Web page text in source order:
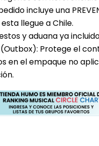
incluye una
llegue a Chile.
y aduana ya
Protege el
en el empaque no